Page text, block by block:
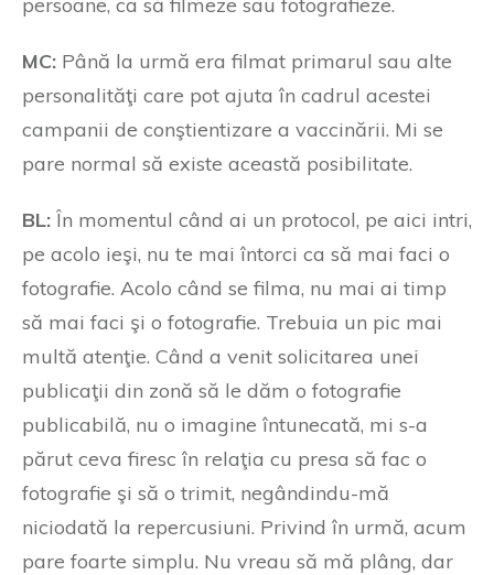
MC: Până la urmă era filmat primarul sau alte
personalităţi care pot ajuta în cadrul acestei
campanii de conştientizare a vaccinării. Mi se
pare normal să existe această posibilitate.
BL: În momentul când ai un protocol, pe aici intri,
pe acolo ieşi, nu te mai întorci ca să mai faci o
fotografie. Acolo când se filma, nu mai ai timp
să mai faci şi o fotografie. Trebuia un pic mai
multă atenţie. Când a venit solicitarea unei
publicaţii din zonă să le dăm o fotografie
publicabilă, nu o imagine întunecată, mi s-a
părut ceva firesc în relaţia cu presa să fac o
fotografie şi să o trimit, negândindu-mă
niciodată la repercusiuni. Privind în urmă, acum
pare foarte simplu. Nu vreau să mă plâng, dar